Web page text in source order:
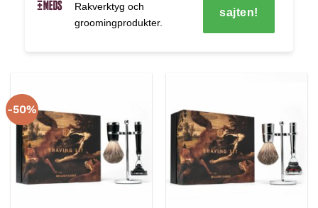
Rakverktyg och
groomingprodukter.
sajten!
-50%